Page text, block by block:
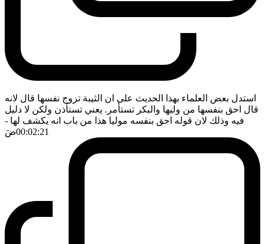
استدل بعض العلماء بهذا الحديث على ان الثيبة تزوج نفسها قال لانه
قال احق بنفسها من وليها والبكر تستأمر. يعني تستأذن ولكن لا دليل
فيه وذلك لان قوله احق بنفسه موليا هذا من باب انه يكشف لها -
00:02:21ضَ